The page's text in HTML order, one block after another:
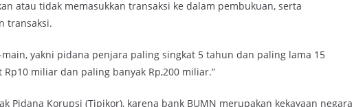
atau tidak memasukkan transaksi ke dalam pembukuan, serta
transaksi.
yakni pidana penjara paling singkat 5 tahun dan paling lama 15
miliar dan paling banyak Rp,200 miliar.”
Pidana Korupsi (Tipikor), karena bank BUMN merupakan kekayaan negara